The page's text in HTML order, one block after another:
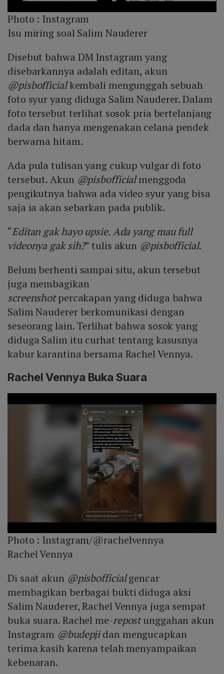
Photo : Instagram
Isu miring soal Salim Nauderer
Disebut bahwa DM Instagram yang
disebarkannya adalah editan, akun
@pisbofficialkembali mengunggah sebuah
foto syur yang diduga Salim Nauderer. Dalam
foto tersebut terlihat sosok pria bertelanjang
dada dan hanya mengenakan celana pendek
berwarna hitam.
Ada pula tulisan yang cukup vulgar di foto
tersebut. Akun @pisbofficialmenggoda
pengikutnya bahwa ada video syur yang bisa
saja ia akan sebarkan pada publik.
“Editan gak hayo upsie. Ada yang mau full
videonya gak sih?” tulis akun @pisbofficial.
Belum berhenti sampai situ, akun tersebut
juga membagikan
screenshotpercakapan yang diduga bahwa
Salim Nauderer berkomunikasi dengan
seseorang lain. Terlihat bahwa sosok yang
diduga Salim itu curhat tentang kasusnya
kabur karantina bersama Rachel Vennya.
Rachel Vennya Buka Suara
Photo : Instagram/@rachelvennya
Rachel Vennya
Di saat akun @pisbofficialgencar
membagikan berbagai bukti diduga aksi
Salim Nauderer, Rachel Vennya juga sempat
buka suara. Rachel me-repostunggahan akun
Instagram @budepjidan mengucapkan
terima kasih karena telah menyampaikan
kebenaran.